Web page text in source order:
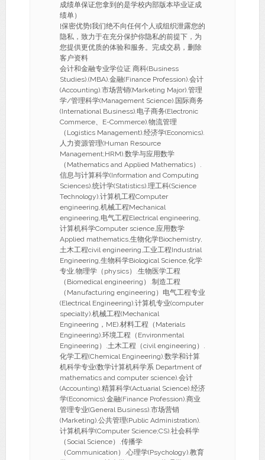
成绩单保证您拿到的是学校内部版本毕业证成
绩单）
[保密优势]我们绝不向任何个人或组织泄露您的
隐私，致力于在充分保护你隐私的前提下，为
您提供更优质的体验和服务。完成交易，删除
客户资料
会计和金融专业学位证 商科(Business
Studies).(MBA).金融(Finance Profession).会计
(Accounting).市场营销(Marketing Major).管理
学/管理科学(Management Science).国际商务
(International Business).电子商务(Electronic
Commerce、E-Commerce).物流管理
（Logistics Management).经济学(Economics).
人力资源管理(Human Resource
Management;HRM).数学与应用数学
（Mathematics and Applied Mathematics）.
信息与计算科学(Information and Computing
Sciences).统计学(Statistics).理工科(Science
Technology).计算机工程Computer
engineering,机械工程Mechanical
engineering,电气工程Electrical engineering,
计算机科学Computer science,应用数学
Applied mathematics,生物化学Biochemistry,
土木工程civil engineering,工业工程Industrial
Engineering,生物科学Biological Science,化学
专业,物理学（physics）.生物医学工程
（Biomedical engineering）.制造工程
（Manufacturing engineering）电气工程专业
(Electrical Engineering).计算机专业(computer
specialty).机械工程(Mechanical
Engineering，ME).材料工程（Materials
Engineering).环境工程（Environmental
Engineering）.土木工程（civil engineering）.
化学工程(Chemical Engineering).数学和计算
机科学专业(数学计算机科学系 Department of
mathematics and computer science).会计
(Accounting).精算科学(Actuarial Science).经济
学(Economics).金融(Finance Profession).商业
管理专业(General Business).市场营销
(Marketing).公共管理(Public Administration).
计算机科学(Computer Science;CS).社会科学
（Social Science）.传播学
（Communication）.心理学(Psychology).教育